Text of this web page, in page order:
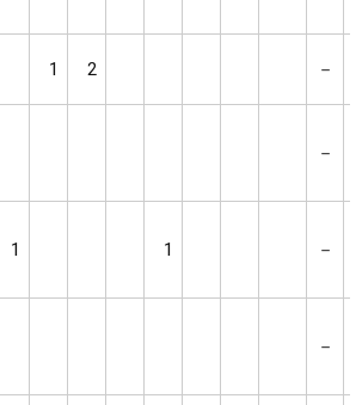
1 2 －
－
1 1 －
－